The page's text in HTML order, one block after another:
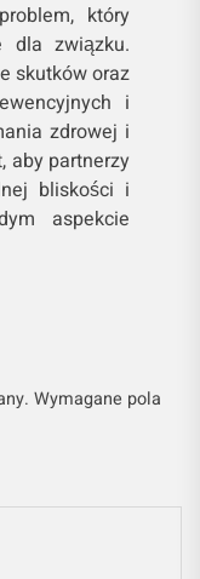
który
dla związku.
skutków oraz
i
zdrowej i
aby partnerzy
bliskości i
aspekcie
Wymagane pola